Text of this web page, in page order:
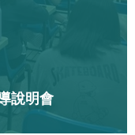
說明會